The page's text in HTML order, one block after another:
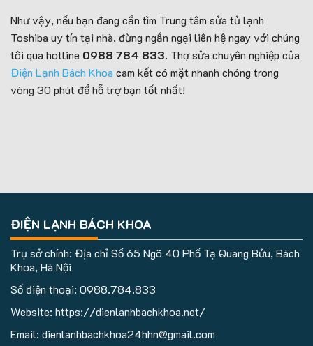
Như vậy, nếu bạn đang cần tìm Trung tâm sửa tủ lạnh
Toshiba uy tín tại nhà, đừng ngần ngại liên hệ ngay với chúng
tôi qua hotline 0988 784 833. Thợ sửa chuyên nghiệp của
Điện Lạnh Bách Khoa cam kết có mặt nhanh chóng trong
vòng 30 phút để hỗ trợ bạn tốt nhất!
ĐIỆN LẠNH BÁCH KHOA
Trụ sở chính: Địa chỉ Số 65 Ngõ 40 Phố Tạ Quang Bửu, Bách
Khoa, Hà Nội
Số điện thoại: 0988.784.833
Website: https://dienlanhbachkhoa.net/
Email: dienlanhbachkhoa24hhn@gmail.com